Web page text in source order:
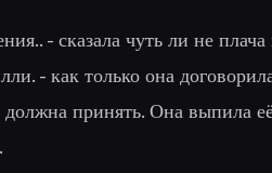
- сказала чуть ли не
- как только она
принять. Она выпила